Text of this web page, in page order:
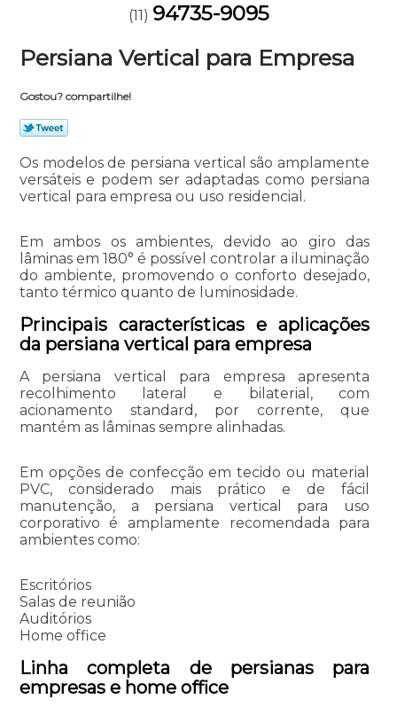
(11) 94735-9095
Persiana Vertical para Empresa
Gostou? compartilhe!
Os modelos de persiana vertical são amplamente
versáteis e podem ser adaptadas como persiana
vertical para empresa ou uso residencial.
Em ambos os ambientes, devido ao giro das
lâminas em 180° é possível controlar a iluminação
do ambiente, promovendo o conforto desejado,
tanto térmico quanto de luminosidade.
Principais características e aplicações
da persiana vertical para empresa
A persiana vertical para empresa apresenta
recolhimento lateral e bilaterial, com
acionamento standard, por corrente, que
mantém as lâminas sempre alinhadas.
Em opções de confecção em tecido ou material
PVC, considerado mais prático e de fácil
manutenção, a persiana vertical para uso
corporativo é amplamente recomendada para
ambientes como:
Escritórios
Salas de reunião
Auditórios
Home office
Linha completa de persianas para
empresas e home office